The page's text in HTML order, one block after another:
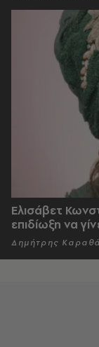
Ελισάβετ
επιδίωξη να
Δημήτρης